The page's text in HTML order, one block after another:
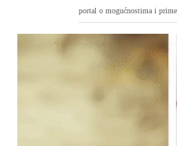
portal o mogućnostima i